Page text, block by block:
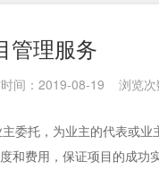
管理服务
间：2019-08-19 浏览
托，为业主的代表或业
和费用，保证项目的成功